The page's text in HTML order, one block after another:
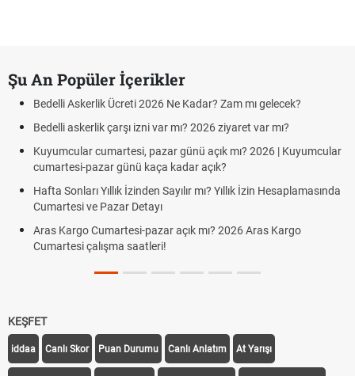
Şu An Popüler İçerikler
Bedelli Askerlik Ücreti 2026 Ne Kadar? Zam mı gelecek?
Bedelli askerlik çarşı izni var mı? 2026 ziyaret var mı?
Kuyumcular cumartesi, pazar günü açık mı? 2026 | Kuyumcular
cumartesi-pazar günü kaça kadar açık?
Hafta Sonları Yıllık İzinden Sayılır mı? Yıllık İzin Hesaplamasında
Cumartesi ve Pazar Detayı
Aras Kargo Cumartesi-pazar açık mı? 2026 Aras Kargo
Cumartesi çalışma saatleri!
KEŞFET
iddaa Canlı Skor Puan Durumu Canlı Anlatım At Yarışı